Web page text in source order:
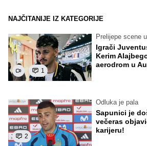
NAJČITANIJE IZ KATEGORIJE
1
Prelijepe scene
Igrači
Kerim
aerodrom u
2
Odluka je pala
Sapunici je
večeras
karijeru!